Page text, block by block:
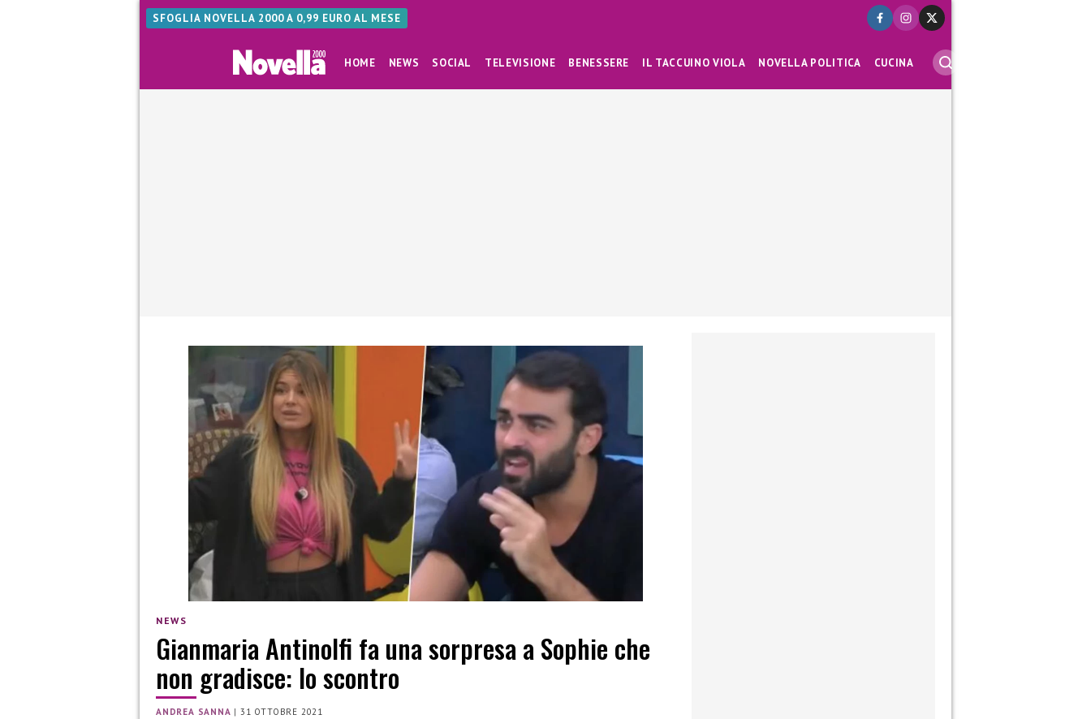
SFOGLIA NOVELLA 2000 A 0,99 EURO AL MESE
HOME NEWS SOCIAL TELEVISIONE BENESSERE IL TACCUINO VIOLA NOVELLA POLITICA CUCINA
NEWS
Gianmaria Antinolfi fa una sorpresa a Sophie che
non gradisce: lo scontro
ANDREA SANNA |31 OTTOBRE 2021